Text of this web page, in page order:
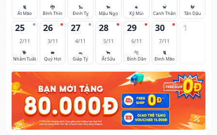
🐈
Ất Mão
🐉
Bính Thìn
🐍
Đinh Tỵ
🐎
Mậu Ngọ
🐐
Kỷ Mùi
🐒
Canh Thân
🐓
Tân Dậu
25
2/11
🐕
Nhâm Tuất
26
3/11
🐖
Quý Hợi
27
4/11
🐀
Giáp Tý
28
5/11
🐂
Ất Sửu
29
6/11
🐅
Bính Dần
30
7/11
🐈
Đinh Mão
1